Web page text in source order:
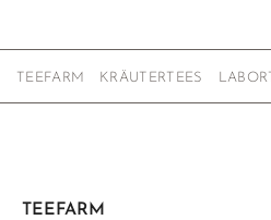
TEEFARM KRÄUTERTEES
TEEFARM